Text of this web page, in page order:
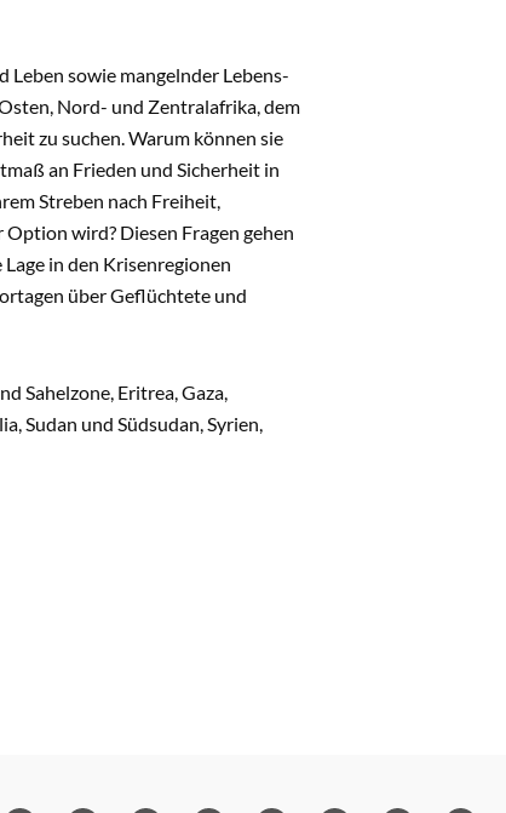
sowie mangelnder Lebens-
Nord- und Zentralafrika, dem
zu suchen. Warum können sie
an Frieden und Sicherheit in
Streben nach Freiheit,
wird? Diesen Fragen gehen
in den Krisenregionen
über Geflüchtete und
Sahelzone, Eritrea, Gaza,
Sudan und Südsudan, Syrien,